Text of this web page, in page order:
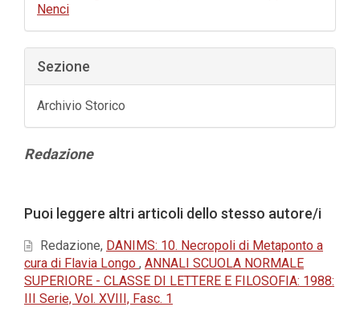
Nenci
Sezione
Archivio Storico
Contenuto
Redazione
dell'articolo
Puoi leggere altri articoli dello stesso autore/i
Redazione, DANIMS: 10. Necropoli di Metaponto a
cura di Flavia Longo , ANNALI SCUOLA NORMALE
SUPERIORE - CLASSE DI LETTERE E FILOSOFIA: 1988:
III Serie, Vol. XVIII, Fasc. 1